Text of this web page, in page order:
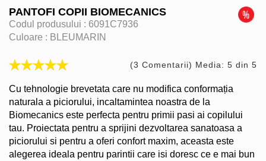
PANTOFI COPII BIOMECANICS
Codul produsului : 6091C7936
Culoare : BLEUMARIN
(3 Comentarii) Media: 5 din 5
Cu tehnologie brevetata care nu modifica conformația
naturala a piciorului, incaltamintea noastra de la
Biomecanics este perfecta pentru primii pasi ai copilului
tau. Proiectata pentru a sprijini dezvoltarea sanatoasa a
piciorului si pentru a oferi confort maxim, aceasta este
alegerea ideala pentru parintii care isi doresc ce e mai bun